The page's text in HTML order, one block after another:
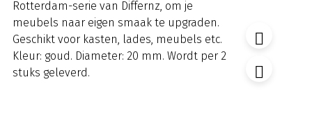
Rotterdam-serie van Differnz, om je
meubels naar eigen smaak te upgraden.
Geschikt voor kasten, lades, meubels etc.
Kleur: goud. Diameter: 20 mm. Wordt per 2
stuks geleverd.